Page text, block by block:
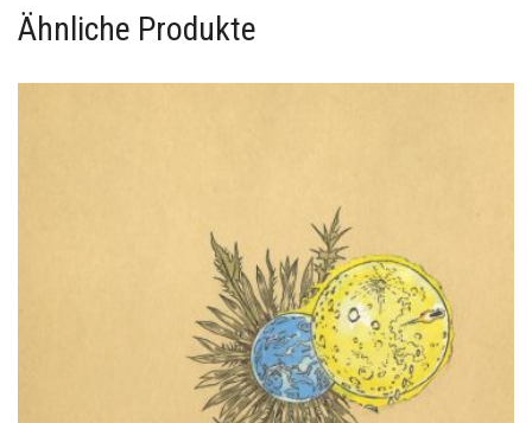
Ähnliche Produkte